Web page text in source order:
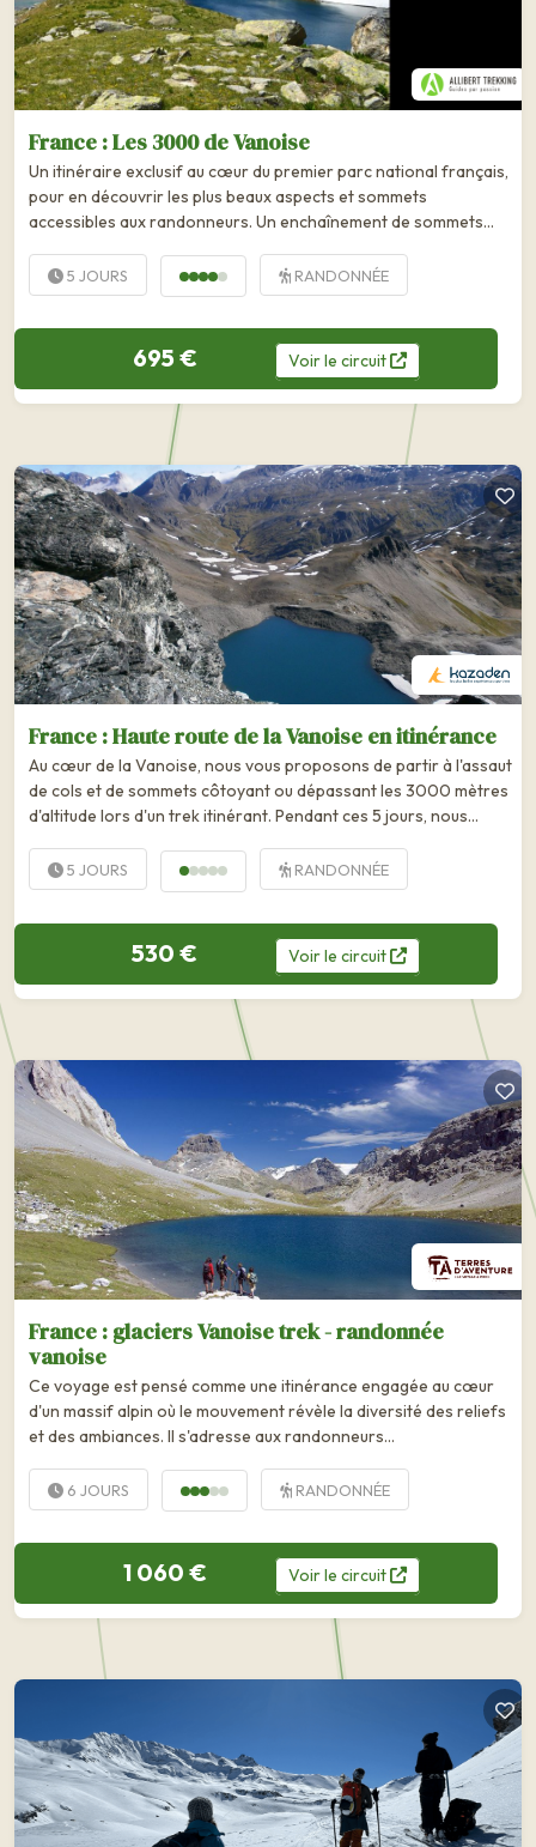
France : Les 3000 de Vanoise
Un itinéraire exclusif au cœur du premier parc national français,
pour en découvrir les plus beaux aspects et sommets
accessibles aux randonneurs. Un enchaînement de sommets
premier parc national de France, la Vanoise....
5 JOURS RANDONNÉE
695 € Voirle circuit
France : Haute route de la Vanoise en itinérance
Au cœur de la Vanoise, nous vous proposons de partir à l'assaut
de cols et de sommets côtoyant ou dépassant les 3000 mètres
d'altitude lors d'un trek itinérant. Pendant ces 5 jours, nous
5 JOURS RANDONNÉE
530 € Voirle circuit
France : glaciers Vanoise trek - randonnée
vanoise
Ce voyage est pensé comme une itinérance engagée au cœur
d'un massif alpin où le mouvement révèle la diversité des reliefs
et des ambiances. Il s'adresse aux randonneurs...
6 JOURS RANDONNÉE
1 060 € Voirle circuit